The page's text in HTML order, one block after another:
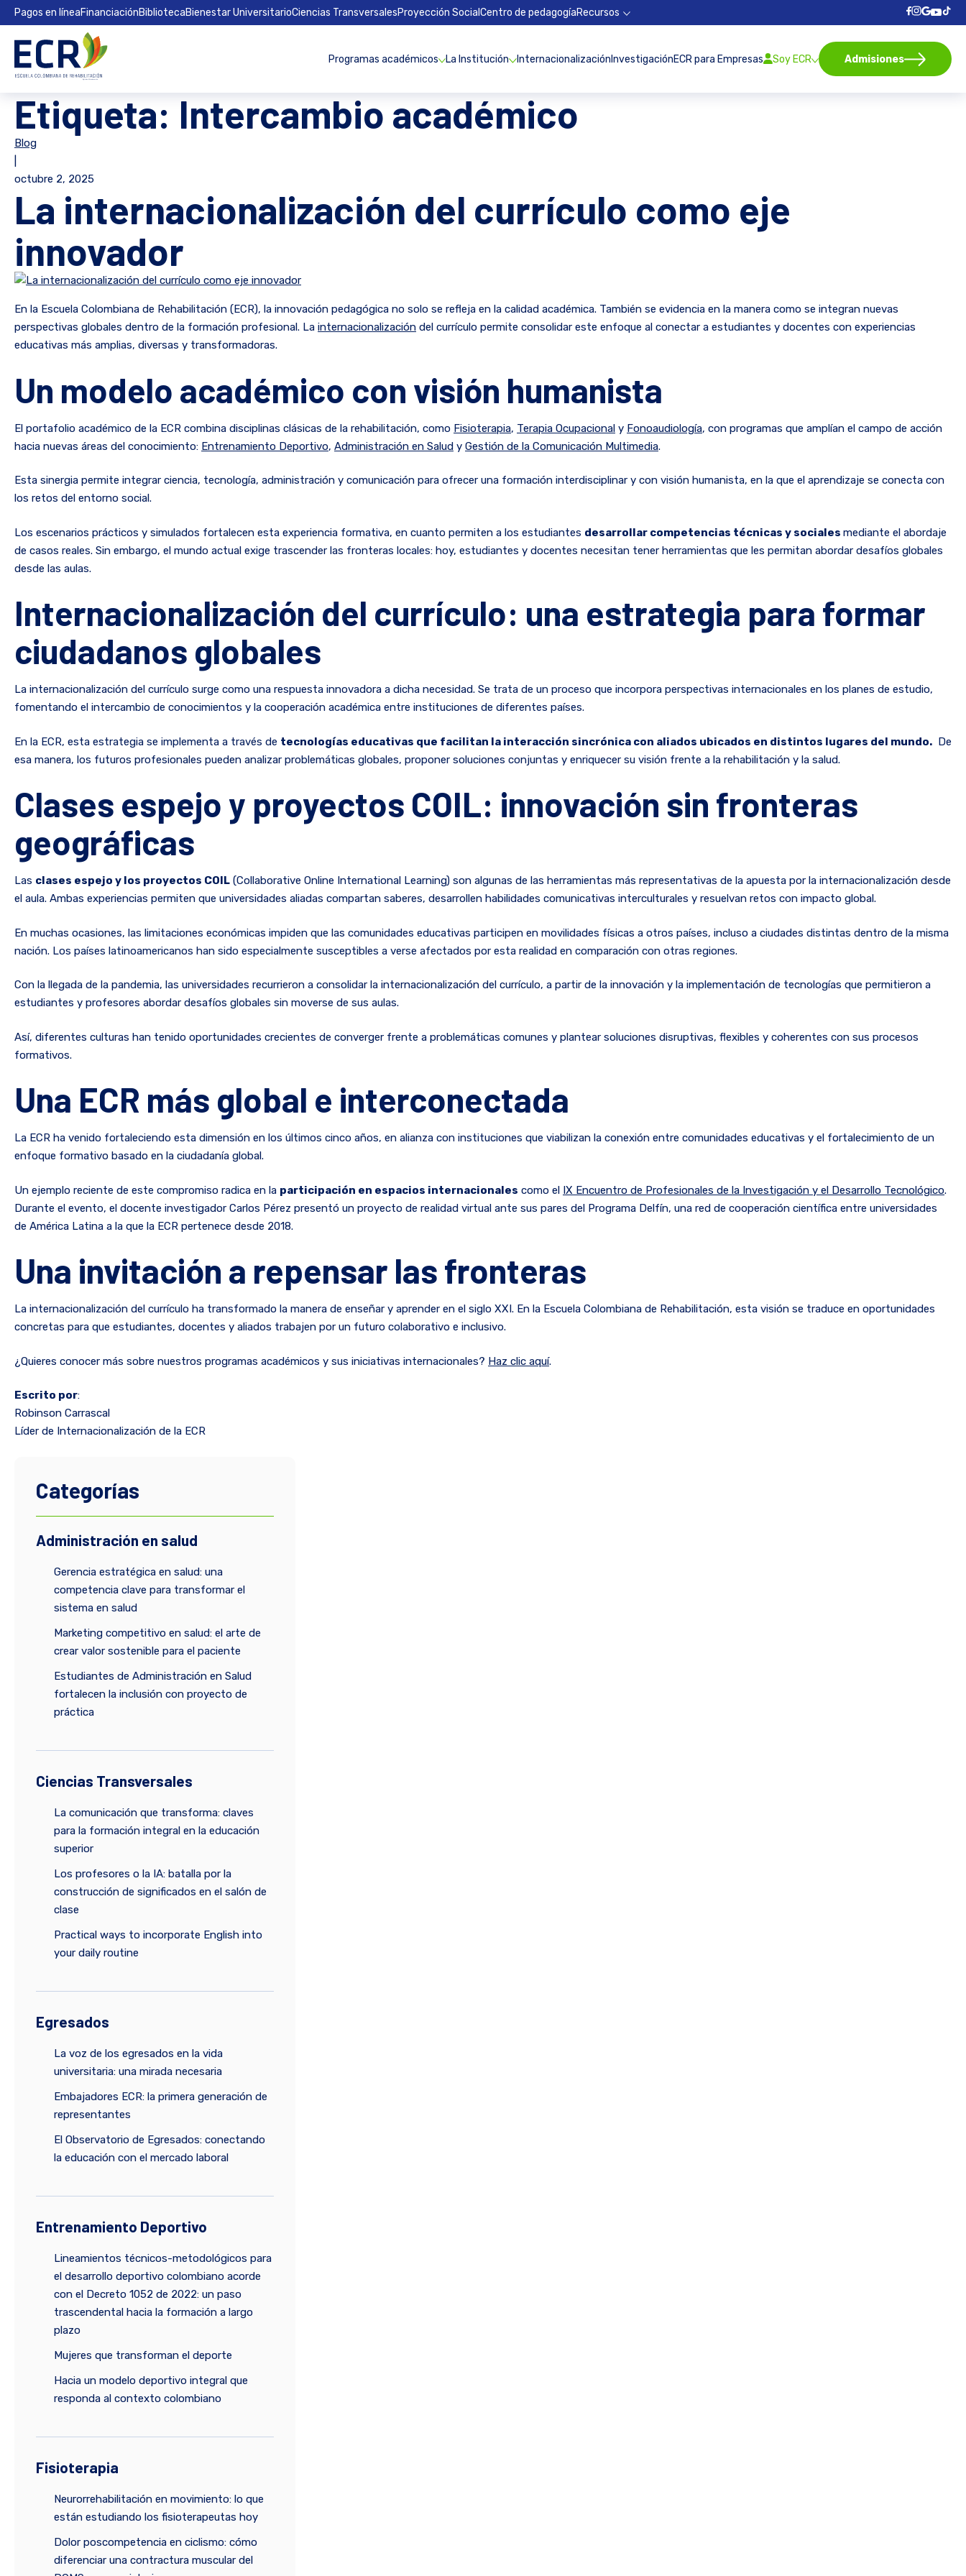
Pagos en líneaFinanciaciónBibliotecaBienestar UniversitarioCiencias TransversalesProyección Social Centro de pedagogíaRecursos
Programas académicos La Institución Internacionalización InvestigaciónECR para Empresas Soy ECR Admisiones
Etiqueta: Intercambio académico
Blog
octubre 2, 2025
La internacionalización del currículo como eje
innovador
En la Escuela Colombiana de Rehabilitación (ECR), la innovación pedagógica no solo se refleja en la calidad académica. También se evidencia en la manera como se integran nuevas
perspectivas globales dentro de la formación profesional. La internacionalización del currículo permite consolidar este enfoque al conectar a estudiantes y docentes con experiencias
educativas más amplias, diversas y transformadoras.
Un modelo académico con visión humanista
El portafolio académico de la ECR combina disciplinas clásicas de la rehabilitación, como Fisioterapia, Terapia Ocupacional y Fonoaudiología, con programas que amplían el campo de acción
hacia nuevas áreas del conocimiento: Entrenamiento Deportivo, Administración en Salud y Gestión de la Comunicación Multimedia.
Esta sinergia permite integrar ciencia, tecnología, administración y comunicación para ofrecer una formación interdisciplinar y con visión humanista, en la que el aprendizaje se conecta con
los retos del entorno social.
Los escenarios prácticos y simulados fortalecen esta experiencia formativa, en cuanto permiten a los estudiantes desarrollar competencias técnicas y sociales mediante el abordaje
de casos reales. Sin embargo, el mundo actual exige trascender las fronteras locales: hoy, estudiantes y docentes necesitan tener herramientas que les permitan abordar desafíos globales
desde las aulas.
Internacionalización del currículo: una estrategia para formar
ciudadanos globales
La internacionalización del currículo surge como una respuesta innovadora a dicha necesidad. Se trata de un proceso que incorpora perspectivas internacionales en los planes de estudio,
fomentando el intercambio de conocimientos y la cooperación académica entre instituciones de diferentes países.
En la ECR, esta estrategia se implementa a través de tecnologías educativas que facilitan la interacción sincrónica con aliados ubicados en distintos lugares del mundo. De
esa manera, los futuros profesionales pueden analizar problemáticas globales, proponer soluciones conjuntas y enriquecer su visión frente a la rehabilitación y la salud.
Clases espejo y proyectos COIL: innovación sin fronteras
geográficas
Las clases espejo y los proyectos COIL (Collaborative Online International Learning) son algunas de las herramientas más representativas de la apuesta por la internacionalización desde
el aula. Ambas experiencias permiten que universidades aliadas compartan saberes, desarrollen habilidades comunicativas interculturales y resuelvan retos con impacto global.
En muchas ocasiones, las limitaciones económicas impiden que las comunidades educativas participen en movilidades físicas a otros países, incluso a ciudades distintas dentro de la misma
nación. Los países latinoamericanos han sido especialmente susceptibles a verse afectados por esta realidad en comparación con otras regiones.
Con la llegada de la pandemia, las universidades recurrieron a consolidar la internacionalización del currículo, a partir de la innovación y la implementación de tecnologías que permitieron a
estudiantes y profesores abordar desafíos globales sin moverse de sus aulas.
Así, diferentes culturas han tenido oportunidades crecientes de converger frente a problemáticas comunes y plantear soluciones disruptivas, flexibles y coherentes con sus procesos
formativos.
Una ECR más global e interconectada
La ECR ha venido fortaleciendo esta dimensión en los últimos cinco años, en alianza con instituciones que viabilizan la conexión entre comunidades educativas y el fortalecimiento de un
enfoque formativo basado en la ciudadanía global.
Un ejemplo reciente de este compromiso radica en la participación en espacios internacionales como el IX Encuentro de Profesionales de la Investigación y el Desarrollo Tecnológico.
Durante el evento, el docente investigador Carlos Pérez presentó un proyecto de realidad virtual ante sus pares del Programa Delfín, una red de cooperación científica entre universidades
de América Latina a la que la ECR pertenece desde 2018.
Una invitación a repensar las fronteras
La internacionalización del currículo ha transformado la manera de enseñar y aprender en el siglo XXI. En la Escuela Colombiana de Rehabilitación, esta visión se traduce en oportunidades
concretas para que estudiantes, docentes y aliados trabajen por un futuro colaborativo e inclusivo.
¿Quieres conocer más sobre nuestros programas académicos y sus iniciativas internacionales? Haz clic aquí.
Escrito por:
Robinson Carrascal
Líder de Internacionalización de la ECR
Categorías
Administración en salud
Gerencia estratégica en salud: una
competencia clave para transformar el
sistema en salud
Marketing competitivo en salud: el arte de
crear valor sostenible para el paciente
Estudiantes de Administración en Salud
fortalecen la inclusión con proyecto de
práctica
Ciencias Transversales
La comunicación que transforma: claves
para la formación integral en la educación
superior
Los profesores o la IA: batalla por la
construcción de significados en el salón de
clase
Practical ways to incorporate English into
your daily routine
Egresados
La voz de los egresados en la vida
universitaria: una mirada necesaria
Embajadores ECR: la primera generación de
representantes
El Observatorio de Egresados: conectando
la educación con el mercado laboral
Entrenamiento Deportivo
Lineamientos técnicos-metodológicos para
el desarrollo deportivo colombiano acorde
con el Decreto 1052 de 2022: un paso
trascendental hacia la formación a largo
plazo
Mujeres que transforman el deporte
Hacia un modelo deportivo integral que
responda al contexto colombiano
Fisioterapia
Neurorrehabilitación en movimiento: lo que
están estudiando los fisioterapeutas hoy
Dolor poscompetencia en ciclismo: cómo
diferenciar una contractura muscular del